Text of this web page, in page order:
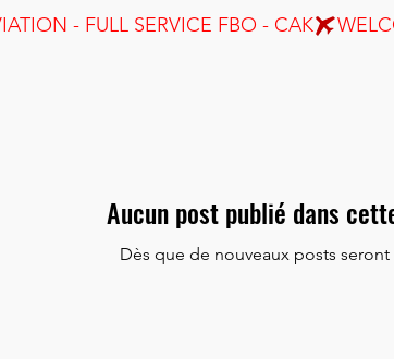
- FULL SERVICE FBO - CAK
Aucun post publié dans
Dès que de nouveaux posts